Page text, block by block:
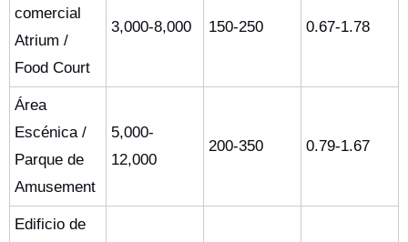
comercial
Atrium /
Food Court
3,000-8,000 150-250 0.67-1.78
Área
Escénica /
Parque de
Amusement
5,000-
12,000
200-350 0.79-1.67
Edificio de